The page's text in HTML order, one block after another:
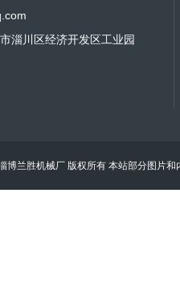
淄川区经济开发区工业园
博兰胜机械厂 版权所有 本站部分图片